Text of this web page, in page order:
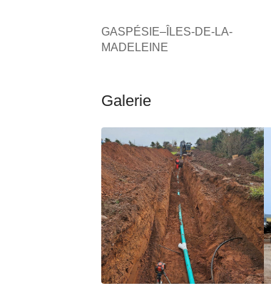
GASPÉSIE–ÎLES-DE-LA-
MADELEINE